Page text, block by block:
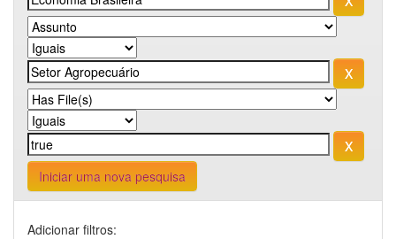
Iniciar uma nova pesquisa
Adicionar filtros: